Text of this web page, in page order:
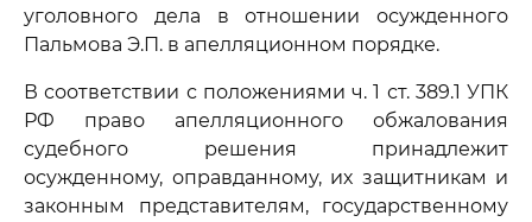
уголовного дела в отношении осужденного
Пальмова Э.П. в апелляционном порядке.
В соответствии с положениями ч. 1 ст. 389.1 УПК
РФ право апелляционного обжалования
судебного решения принадлежит
осужденному, оправданному, их защитникам и
законным представителям, государственному